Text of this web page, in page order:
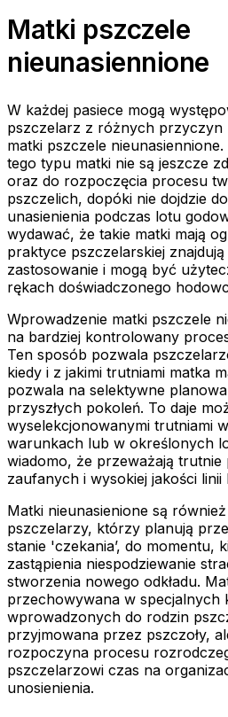
Matki pszczele
nieunasiennione
W każdej pasiece mogą
pszczelarz z różnych przyczyn
matki pszczele
tego typu matki nie są jeszcze
oraz do rozpoczęcia procesu
pszczelich, dopóki nie dojdzie
unasienienia podczas lotu
wydawać, że takie matki mają
praktyce pszczelarskiej
zastosowanie i mogą być
rękach doświadczonego
Wprowadzenie matki pszczele
na bardziej kontrolowany
Ten sposób pozwala
kiedy i z jakimi trutniami matka
pozwala na selektywne
przyszłych pokoleń. To daje
wyselekcjonowanymi trutniami
warunkach lub w określonych
wiadomo, że przeważają trutnie
zaufanych i wysokiej jakości
Matki nieunasienione są
pszczelarzy, którzy planują
stanie 'czekania’, do momentu,
zastąpienia niespodziewanie
stworzenia nowego odkładu.
przechowywana w specjalnych
wprowadzonych do rodzin
przyjmowana przez pszczoły,
rozpoczyna procesu
pszczelarzowi czas na
unosienienia.